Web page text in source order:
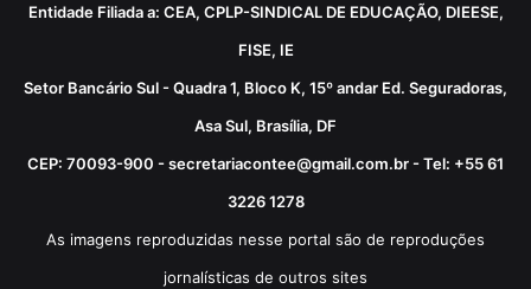
Entidade Filiada a: CEA, CPLP-SINDICAL DE EDUCAÇÃO, DIEESE,
FISE, IE
Setor Bancário Sul - Quadra 1, Bloco K, 15º andar Ed. Seguradoras,
Asa Sul, Brasília, DF
CEP: 70093-900 - secretariacontee@gmail.com.br - Tel: +55 61
3226 1278
As imagens reproduzidas nesse portal são de reproduções
jornalísticas de outros sites